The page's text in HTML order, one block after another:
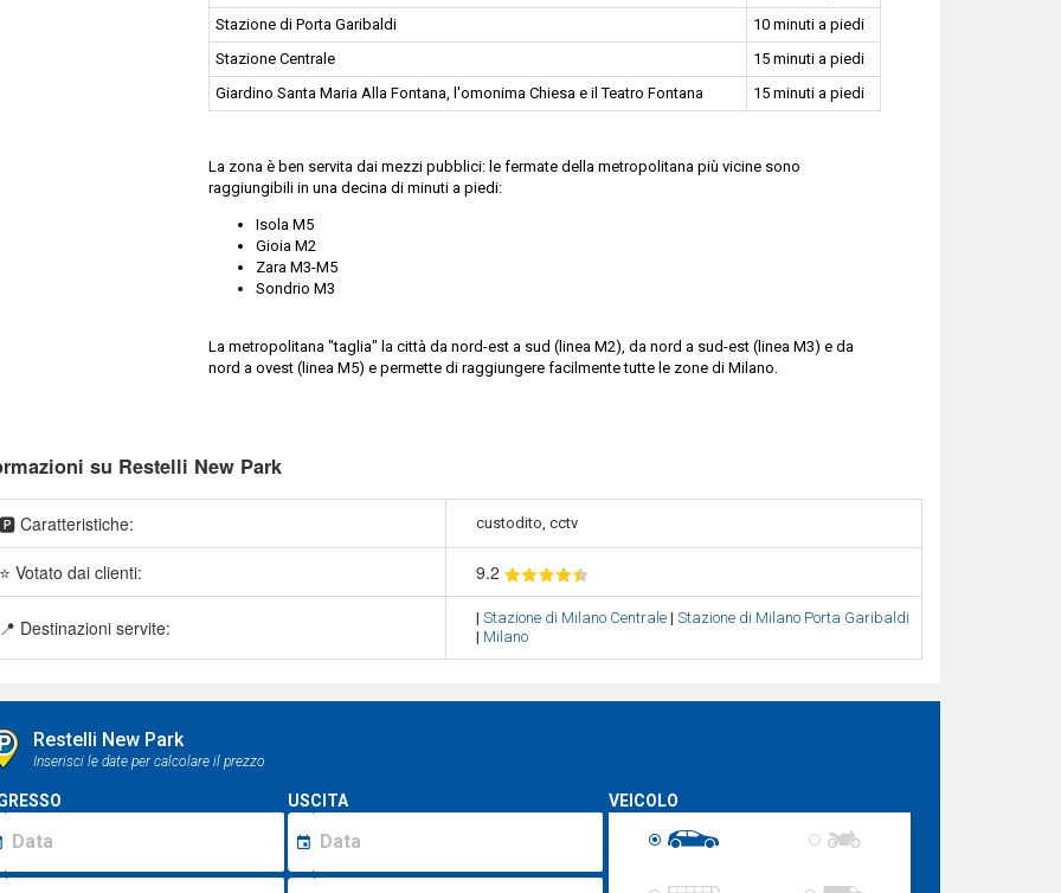
Stazione di Porta Garibaldi
10 minuti a piedi
Stazione Centrale
15 minuti a piedi
Giardino Santa Maria Alla Fontana, l'omonima Chiesa e il Teatro Fontana
15 minuti a piedi
La zona è ben servita dai mezzi pubblici: le fermate della metropolitana più vicine sono
raggiungibili in una decina di minuti a piedi:
Isola M5
Gioia M2
Zara M3-M5
Sondrio M3
La metropolitana "taglia" la città da nord-est a sud (linea M2), da nord a sud-est (linea M3) e da
nord a ovest (linea M5) e permette di raggiungere facilmente tutte le zone di Milano.
su Restelli New Park
🅿️ Caratteristiche: custodito, cctv
⭐ Votato dai clienti: 9.2
📍 Destinazioni servite: | Stazione di Milano Centrale| Stazione di Milano Porta Garibaldi
| Milano
Restelli New Park
Inserisci le date per calcolare il prezzo
USCITA VEICOLO